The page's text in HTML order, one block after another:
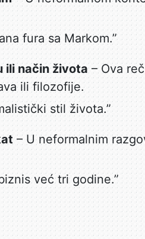
fura sa Markom.”
ili način života– Ova
ili filozofije.
stil života.”
– U neformalnim
već tri godine.”